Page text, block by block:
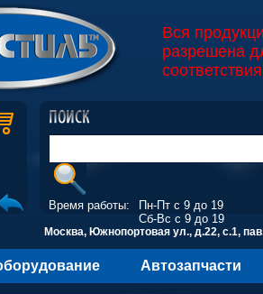
Вся
разрешена
Время работы:
Пн-Пт с 9 до 19
Сб-Вс с 9 до 19
Москва, Южнопортовая ул., д.22, с.1,
Автозапчасти